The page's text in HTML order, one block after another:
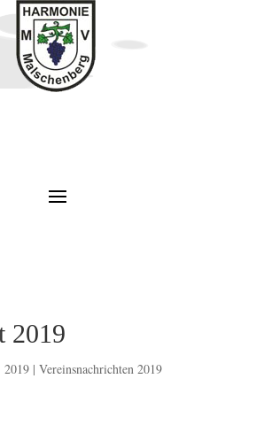
2019
2019| Vereinsnachrichten 2019